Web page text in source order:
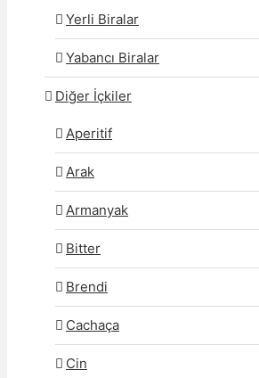
Yerli Biralar
Yabancı Biralar
Diğer İçkiler
Aperitif
Arak
Armanyak
Bitter
Brendi
Cachaça
Cin